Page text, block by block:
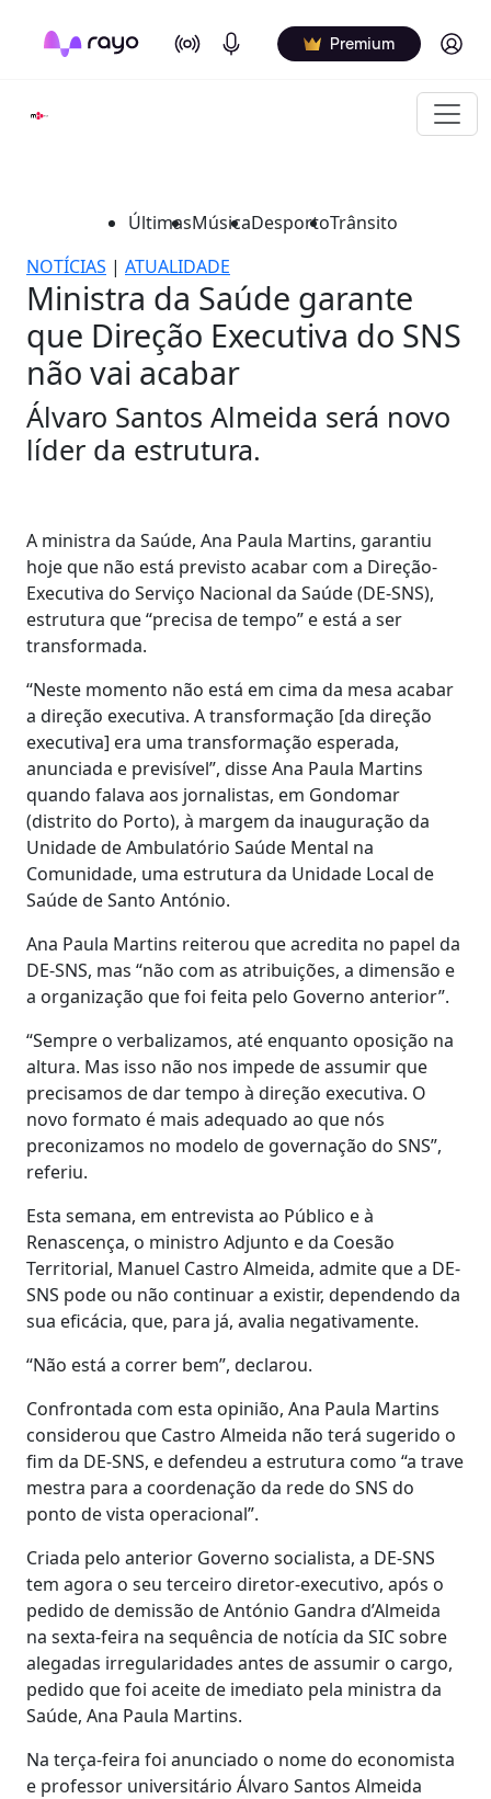
On Air Podcasts Premium Log in
ÚltimasMúsicaDesportoTrânsito
NOTÍCIAS | ATUALIDADE
Ministra da Saúde garante
que Direção Executiva do SNS
não vai acabar
Álvaro Santos Almeida será novo
líder da estrutura.
A ministra da Saúde, Ana Paula Martins, garantiu
hoje que não está previsto acabar com a Direção-
Executiva do Serviço Nacional da Saúde (DE-SNS),
estrutura que “precisa de tempo” e está a ser
transformada.
“Neste momento não está em cima da mesa acabar
a direção executiva. A transformação [da direção
executiva] era uma transformação esperada,
anunciada e previsível”, disse Ana Paula Martins
quando falava aos jornalistas, em Gondomar
(distrito do Porto), à margem da inauguração da
Unidade de Ambulatório Saúde Mental na
Comunidade, uma estrutura da Unidade Local de
Saúde de Santo António.
Ana Paula Martins reiterou que acredita no papel da
DE-SNS, mas “não com as atribuições, a dimensão e
a organização que foi feita pelo Governo anterior”.
“Sempre o verbalizamos, até enquanto oposição na
altura. Mas isso não nos impede de assumir que
precisamos de dar tempo à direção executiva. O
novo formato é mais adequado ao que nós
preconizamos no modelo de governação do SNS”,
referiu.
Esta semana, em entrevista ao Público e à
Renascença, o ministro Adjunto e da Coesão
Territorial, Manuel Castro Almeida, admite que a DE-
SNS pode ou não continuar a existir, dependendo da
sua eficácia, que, para já, avalia negativamente.
“Não está a correr bem”, declarou.
Confrontada com esta opinião, Ana Paula Martins
considerou que Castro Almeida não terá sugerido o
fim da DE-SNS, e defendeu a estrutura como “a trave
mestra para a coordenação da rede do SNS do
ponto de vista operacional”.
Criada pelo anterior Governo socialista, a DE-SNS
tem agora o seu terceiro diretor-executivo, após o
pedido de demissão de António Gandra d’Almeida
na sexta-feira na sequência de notícia da SIC sobre
alegadas irregularidades antes de assumir o cargo,
pedido que foi aceite de imediato pela ministra da
Saúde, Ana Paula Martins.
Na terça-feira foi anunciado o nome do economista
e professor universitário Álvaro Santos Almeida